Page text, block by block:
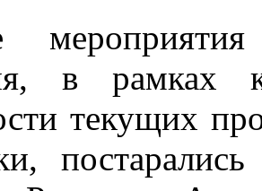
в рамках
текущих